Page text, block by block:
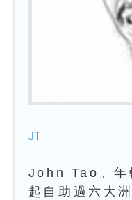
JT
John Tao。年
起自助過六大